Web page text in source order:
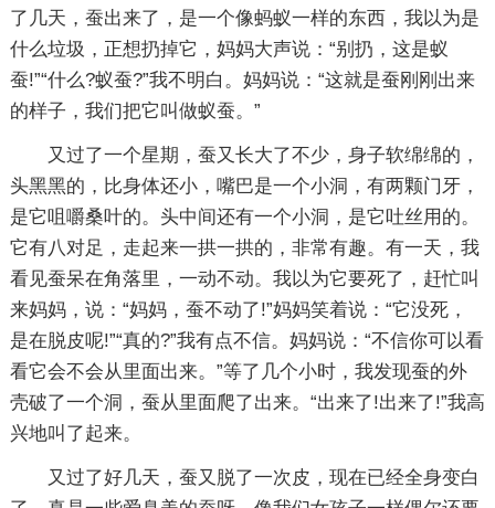
了几天，蚕出来了，是一个像蚂蚁一样的东西，我以为是
什么垃圾，正想扔掉它，妈妈大声说：“别扔，这是蚁
蚕!”“什么?蚁蚕?”我不明白。妈妈说：“这就是蚕刚刚出来
的样子，我们把它叫做蚁蚕。”
又过了一个星期，蚕又长大了不少，身子软绵绵的，
头黑黑的，比身体还小，嘴巴是一个小洞，有两颗门牙，
是它咀嚼桑叶的。头中间还有一个小洞，是它吐丝用的。
它有八对足，走起来一拱一拱的，非常有趣。有一天，我
看见蚕呆在角落里，一动不动。我以为它要死了，赶忙叫
来妈妈，说：“妈妈，蚕不动了!”妈妈笑着说：“它没死，
是在脱皮呢!”“真的?”我有点不信。妈妈说：“不信你可以看
看它会不会从里面出来。”等了几个小时，我发现蚕的外
壳破了一个洞，蚕从里面爬了出来。“出来了!出来了!”我高
兴地叫了起来。
又过了好几天，蚕又脱了一次皮，现在已经全身变白